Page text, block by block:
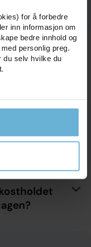
for å forbedre
inn informasjon om
bedre innhold og
personlig preg.
du selv hvilke du
flere